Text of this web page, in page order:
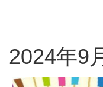
2024年9